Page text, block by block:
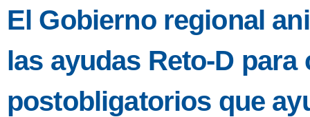
El Gobierno regional
las ayudas Reto-D
postobligatorios que